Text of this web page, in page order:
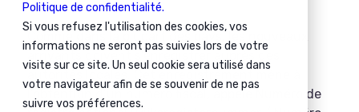
Politique de confidentialité.
Si vous refusez l'utilisation des cookies, vos
informations ne seront pas suivies lors de votre
visite sur ce site. Un seul cookie sera utilisé dans
votre navigateur afin de se souvenir de ne pas
suivre vos préférences.
Comme dans la plupart des pays, les nouveaux
arrivants doivent s’enregistrer auprès des
l’obtention d’un numéro fiscal, appelé Numéro de